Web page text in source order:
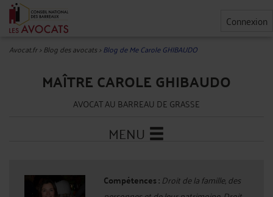
Connexion
Avocat.fr>Blog des avocats>Blog de Me Carole GHIBAUDO
MAÎTRE CAROLE GHIBAUDO
AVOCAT AU BARREAU DE GRASSE
MENU
Compétences : Droit de la famille, des